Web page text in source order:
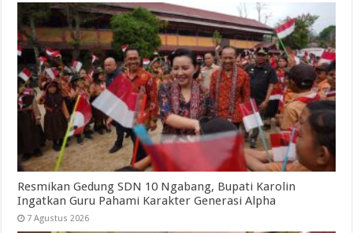
Resmikan Gedung SDN 10 Ngabang, Bupati Karolin
Ingatkan Guru Pahami Karakter Generasi Alpha
7 Agustus 2026